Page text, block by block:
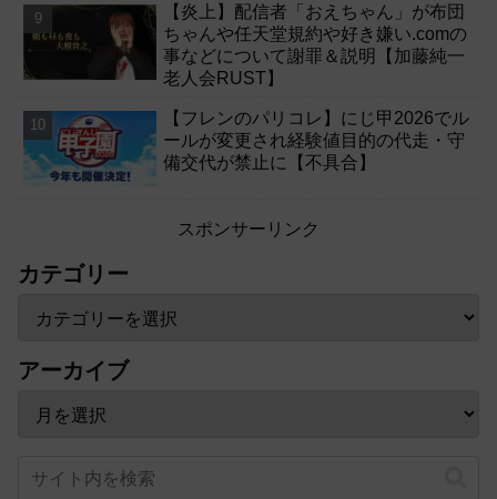
【炎上】配信者「おえちゃん」が布団
ちゃんや任天堂規約や好き嫌い.comの
事などについて謝罪＆説明【加藤純一
老人会RUST】
【フレンのパリコレ】にじ甲2026でル
ールが変更され経験値目的の代走・守
備交代が禁止に【不具合】
スポンサーリンク
カテゴリー
アーカイブ